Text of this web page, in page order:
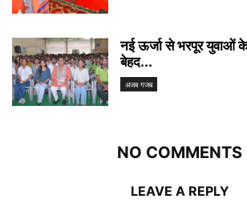
नई ऊर्जा से भरपूर युवाओं के
बेहद...
अजब गजब
NO COMMENTS
LEAVE A REPLY